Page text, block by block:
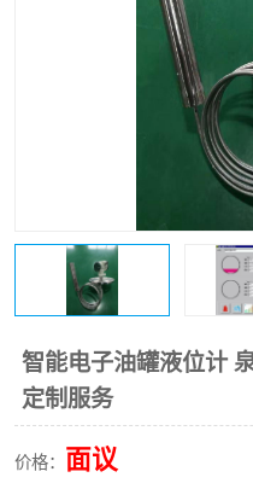
智能电子油罐液位计
定制服务
价格： 面议
智能锅炉水位计
流量仪表